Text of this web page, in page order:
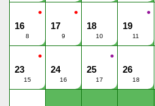
●
16
8
●
17
9
18
10
●
19
11
●
23
15
24
16
●
25
17
26
18